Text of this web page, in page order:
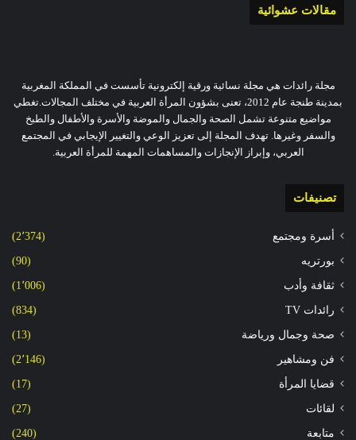
مقالات عشوائية
مجلة رائدات هي مجلة نسائية ورقية إلكترونية تأسست في المملكة المغربية
بمدينة طنجة عام 2012، تعنى بشؤون المرأة العربية في مختلف المجالات.تغطي
مواضيع متنوعة تشمل الصحة والجمال والموضة والأسرة والأطفال والطبخ
والسفر وغيرها. تهدف المجلة إلى تعزيز الوعي والتغيير الإيجابي في المجتمع
العربي، وإبراز الإنجازات والمساهمات المهمة للمرأة العربية.
تصنيفات
أسرة ومجتمع (2٬374)
بورتريه (90)
ثقافة وأدب (1٬006)
رائدات TV (834)
صحة وجمال ورياضة (13)
فن ومشاهير (2٬146)
قضايا المرأة (17)
لقائات (27)
متابعة (240)